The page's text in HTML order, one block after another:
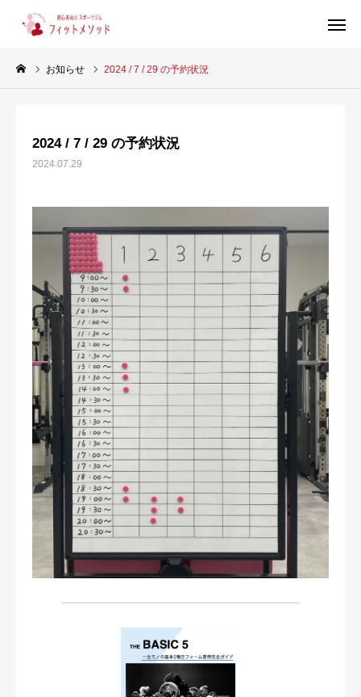
お知らせ 2024 / 7 / 29 の予約状況
2024 / 7 / 29 の予約状況
2024.07.29
当ジムについて
スタッフ紹介
お客様の声
ブログ
店舗情報
お問い合わせ・ご予約
会則等
お知らせ